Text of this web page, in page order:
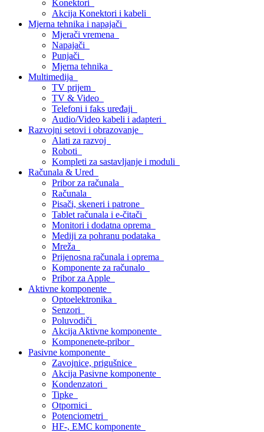
Konektori
Akcija Konektori i kabeli
Mjerna tehnika i napajači
Mjerači vremena
Napajači
Punjači
Mjerna tehnika
Multimedija
TV prijem
TV & Video
Telefoni i faks uređaji
Audio/Video kabeli i adapteri
Razvojni setovi i obrazovanje
Alati za razvoj
Roboti
Kompleti za sastavljanje i moduli
Računala & Ured
Pribor za računala
Računala
Pisači, skeneri i patrone
Tablet računala i e-čitači
Monitori i dodatna oprema
Mediji za pohranu podataka
Mreža
Prijenosna računala i oprema
Komponente za računalo
Pribor za Apple
Aktivne komponente
Optoelektronika
Senzori
Poluvodiči
Akcija Aktivne komponente
Komponenete-pribor
Pasivne komponente
Zavojnice, prigušnice
Akcija Pasivne komponente
Kondenzatori
Tipke
Otpornici
Potenciometri
HF-, EMC komponente